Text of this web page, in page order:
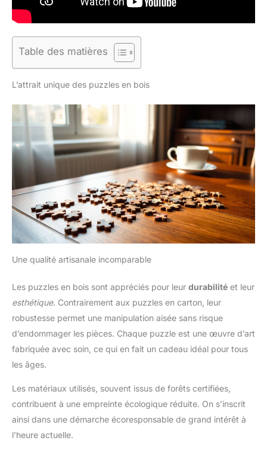
Table des matières
L’attrait unique des puzzles en bois
Une qualité artisanale incomparable
Les puzzles en bois sont appréciés pour leur durabilité et leur
esthétique. Contrairement aux puzzles en carton, leur
robustesse permet une manipulation aisée sans risque
d’endommager les pièces. Chaque puzzle est une œuvre d’art
fabriquée avec soin, ce qui en fait un cadeau idéal pour tous
les âges.
Les matériaux utilisés, souvent issus de forêts certifiées,
contribuent à une empreinte écologique réduite. On s’inscrit
ainsi dans une démarche écoresponsable de grand intérêt à
l’heure actuelle.